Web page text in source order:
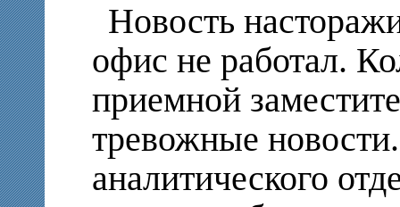
Новость
офис не работал.
приемной
тревожные
аналитического